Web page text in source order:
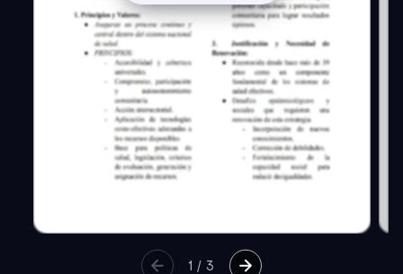
1 / 3